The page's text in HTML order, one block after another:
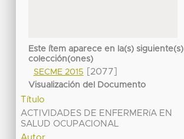
Este ítem aparece en la(s) siguiente(s)
colección(ones)
SECME 2015
[2077]
Visualización del Documento
Título
ACTIVIDADES DE ENFERMERíA EN
SALUD OCUPACIONAL